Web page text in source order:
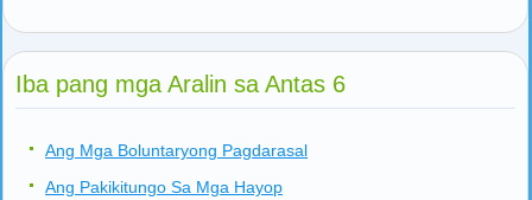
Iba pang mga Aralin sa Antas 6
Ang Mga Boluntaryong Pagdarasal
Ang Pakikitungo Sa Mga Hayop